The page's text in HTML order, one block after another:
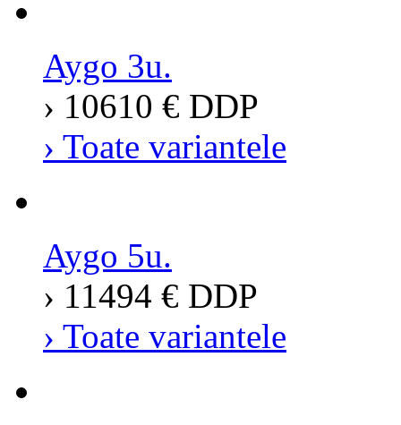
Aygo 3u.
› 10610 € DDP
› Toate variantele
Aygo 5u.
› 11494 € DDP
› Toate variantele